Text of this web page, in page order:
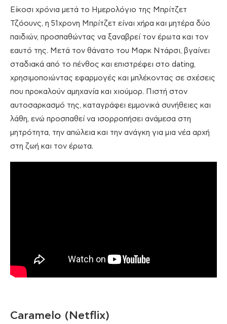
Είκοσι χρόνια μετά το Ημερολόγιο της Μπρίτζετ
Τζόουνς, η 51χρονη Μπρίτζετ είναι χήρα και μητέρα δύο
παιδιών, προσπαθώντας να ξαναβρεί τον έρωτα και τον
εαυτό της. Μετά τον θάνατο του Μαρκ Ντάρσι, βγαίνει
σταδιακά από το πένθος και επιστρέφει στο dating,
χρησιμοποιώντας εφαρμογές και μπλέκοντας σε σχέσεις
που προκαλούν αμηχανία και χιούμορ. Πιστή στον
αυτοσαρκασμό της, καταγράφει εμμονικά συνήθειες και
λάθη, ενώ προσπαθεί να ισορροπήσει ανάμεσα στη
μητρότητα, την απώλεια και την ανάγκη για μια νέα αρχή
στη ζωή και τον έρωτα.
Caramelo (Netflix)